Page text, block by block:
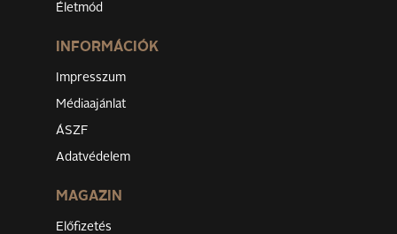
Életmód
INFORMÁCIÓK
Impresszum
Médiaajánlat
ÁSZF
Adatvédelem
MAGAZIN
Előfizetés